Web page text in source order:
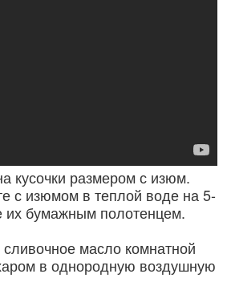
кусочки размером с изюм.
с изюмом в теплой воде на 5-
их бумажным полотенцем.
масло комнатной
в однородную воздушную